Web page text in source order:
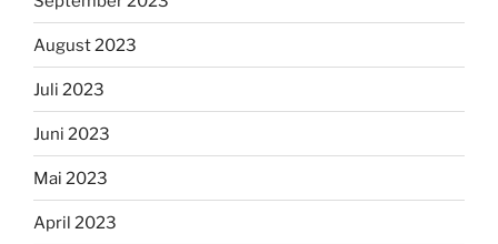
August 2023
Juli 2023
Juni 2023
Mai 2023
April 2023